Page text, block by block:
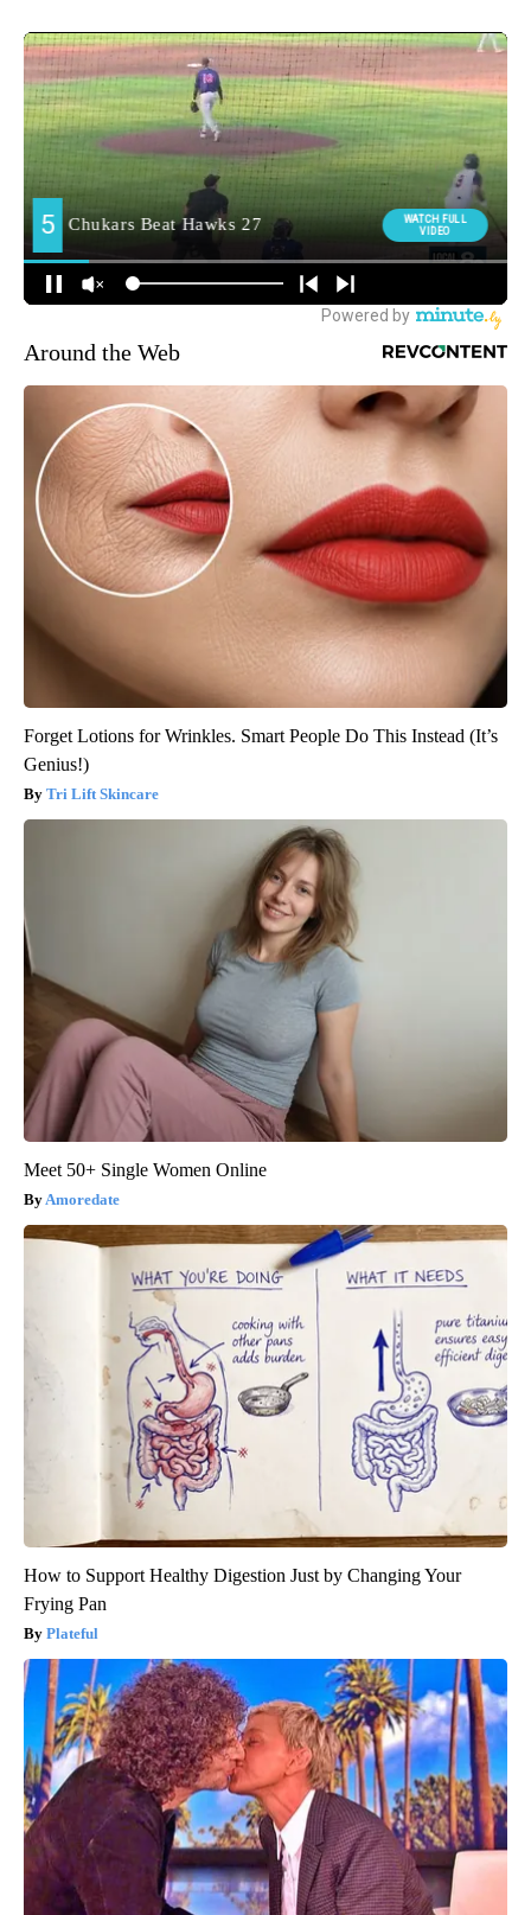
Around the Web
Forget Lotions for Wrinkles. Smart People Do This Instead (It’s
Genius!)
Tri Lift Skincare
Meet 50+ Single Women Online
Amoredate
How to Support Healthy Digestion Just by Changing Your
Frying Pan
Plateful